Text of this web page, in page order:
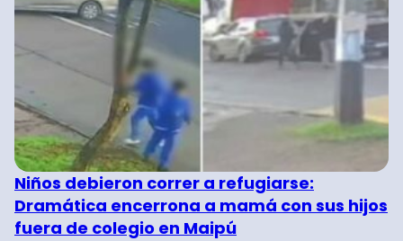
Niños debieron correr a refugiarse:
Dramática encerrona a mamá con sus hijos
fuera de colegio en Maipú